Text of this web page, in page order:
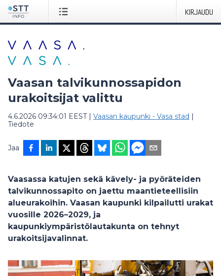
KIRJAUDU
Vaasan talvikunnossapidon
urakoitsijat valittu
4.6.2026 09:34:01 EEST| Vaasan kaupunki - Vasa stad |
Tiedote
Jaa
Vaasassa katujen sekä kävely- ja pyöräteiden
talvikunnossapito on jaettu maantieteellisiin
alueurakoihin. Vaasan kaupunki kilpailutti urakat
vuosille 2026–2029, ja
kaupunkiympäristölautakunta on tehnyt
urakoitsijavalinnat.